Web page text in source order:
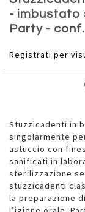
- imbustato
Party -
Registrati per
Stuzzicadenti in
singolarmente
astuccio con
sanificati in
sterilizzazione
stuzzicadenti
la preparazione
della
galleria
di